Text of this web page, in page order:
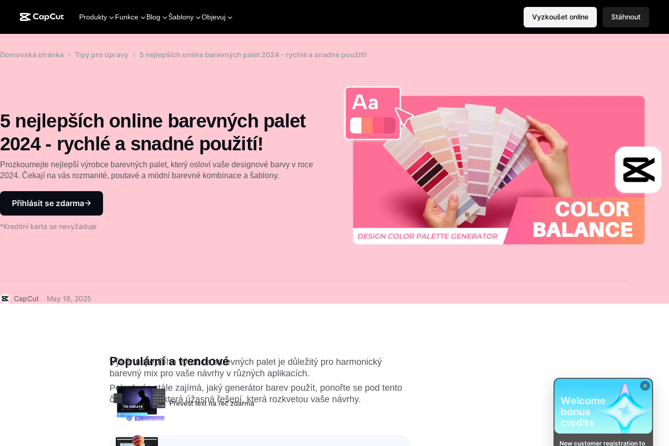
Produkty Funkce Blog Šablony Objevuj Vyzkoušet online Stáhnout
Domovská stránka Tipy pro úpravy 5 nejlepších online barevných palet 2024 - rychlé a snadné použití!
5 nejlepších online barevných palet
2024 - rychlé a snadné použití!
Prozkoumejte nejlepší výrobce barevných palet, který osloví vaše designové barvy v roce
2024. Čekají na vás rozmanité, poutavé a módní barevné kombinace a šablony.
Přihlásit se zdarma
*Kreditní karta se nevyžaduje
CapCut May 16, 2025
Výběr nejlepšího výrobce barevných palet je důležitý pro harmonický
barevný mix pro vaše návrhy v různých aplikacích.
Pokud vás stále zajímá, jaký generátor barev použít, ponořte se pod tento
článek pro některá úžasná řešení, která rozkvetou vaše návrhy.
Populární a trendové
Převést text na řeč zdarma
Welcome
bonus
credits
New customer registration to